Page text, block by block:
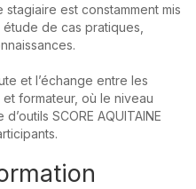
est constamment mis
de cas pratiques,
et l’échange entre les
formateur, où le niveau
SCORE AQUITAINE